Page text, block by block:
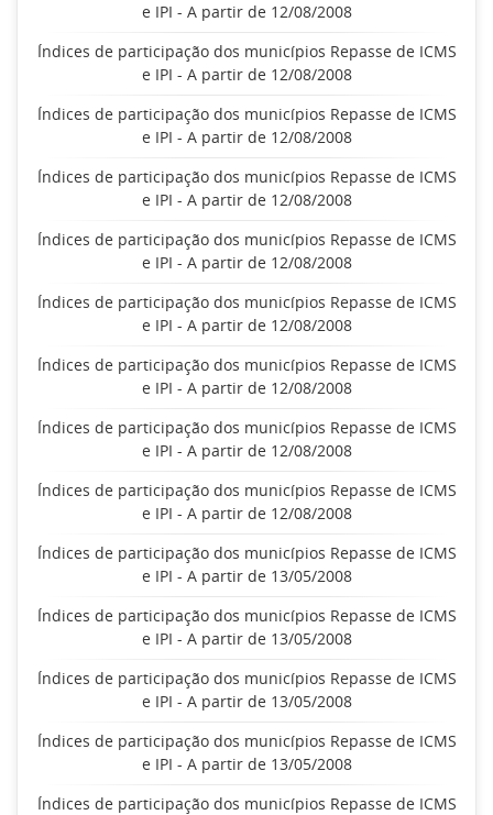
e IPI - A partir de 12/08/2008
Índices de participação dos municípios Repasse de ICMS
e IPI - A partir de 12/08/2008
Índices de participação dos municípios Repasse de ICMS
e IPI - A partir de 12/08/2008
Índices de participação dos municípios Repasse de ICMS
e IPI - A partir de 12/08/2008
Índices de participação dos municípios Repasse de ICMS
e IPI - A partir de 12/08/2008
Índices de participação dos municípios Repasse de ICMS
e IPI - A partir de 12/08/2008
Índices de participação dos municípios Repasse de ICMS
e IPI - A partir de 12/08/2008
Índices de participação dos municípios Repasse de ICMS
e IPI - A partir de 12/08/2008
Índices de participação dos municípios Repasse de ICMS
e IPI - A partir de 12/08/2008
Índices de participação dos municípios Repasse de ICMS
e IPI - A partir de 13/05/2008
Índices de participação dos municípios Repasse de ICMS
e IPI - A partir de 13/05/2008
Índices de participação dos municípios Repasse de ICMS
e IPI - A partir de 13/05/2008
Índices de participação dos municípios Repasse de ICMS
e IPI - A partir de 13/05/2008
Índices de participação dos municípios Repasse de ICMS